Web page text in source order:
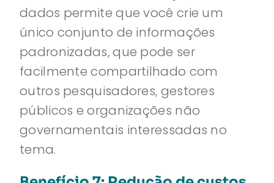
dados permite que você crie um
único conjunto de informações
padronizadas, que pode ser
facilmente compartilhado com
outros pesquisadores, gestores
públicos e organizações não
governamentais interessadas no
tema.